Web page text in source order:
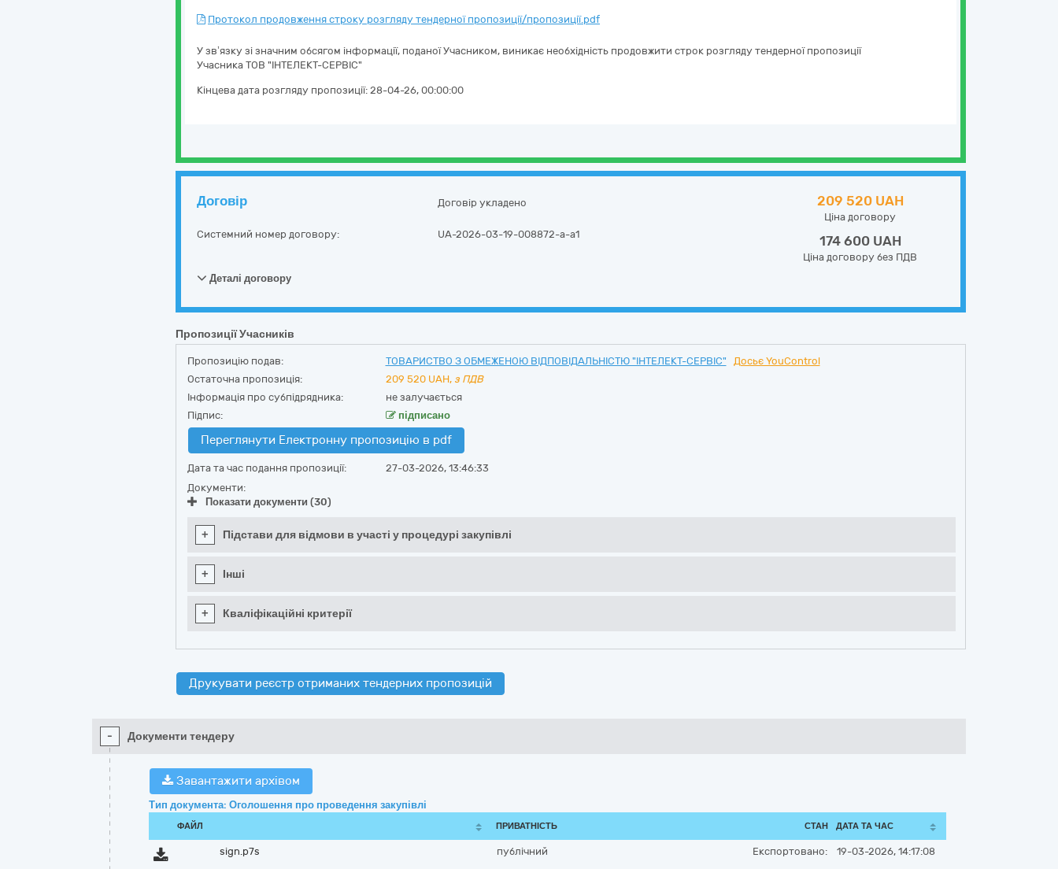
Протокол продовження строку розгляду тендерної пропозиції/пропозиції.pdf
У зв’язку зі значним обсягом інформації, поданої Учасником, виникає необхідність продовжити строк розгляду тендерної пропозиції
Учасника ТОВ "ІНТЕЛЕКТ-СЕРВІС"
Кінцева дата розгляду пропозиції: 28-04-26, 00:00:00
Договір Договір укладено
Системний номер договору: UA-2026-03-19-008872-a-a1
209 520 UAH
Ціна договору
174 600 UAH
Ціна договору без ПДВ
Деталі договору
Пропозиції Учасників
Пропозицію подав: ТОВАРИСТВО З ОБМЕЖЕНОЮ ВІДПОВІДАЛЬНІСТЮ "ІНТЕЛЕКТ-СЕРВІС"
Досьє YouControl
Остаточна пропозиція:
209 520 UAH, з ПДВ
Інформація про субпідрядника:
не залучається
Підпис:
підписано
Переглянути Електронну пропозицію в pdf
Дата та час подання пропозиції:
27-03-2026, 13:46:33
Документи:
Показати документи (30)
+ Підстави для відмови в участі у процедурі закупівлі
+ Інші
+ Кваліфікаційні критерії
Друкувати реєстр отриманих тендерних пропозицій
- Документи тендеру
Завантажити архівом
Тип документа: Оголошення про проведення закупівлі
ФАЙЛ ПРИВАТНІСТЬ СТАН ДАТА ТА ЧАС
sign.p7s публічний Експортовано: 19-03-2026, 14:17:08